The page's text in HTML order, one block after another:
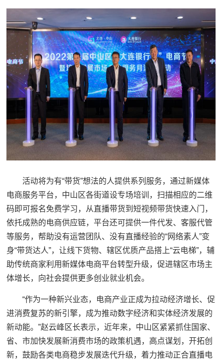
活动将为有“带货”想法的人提供系列服务，通过新媒体
电商服务平台，中山区各街道设专场培训，扫描相应的二维
码即可报名免费学习，从直播带货到短视频带货快速入门，
依托成熟的电商供应链，平台还可提供一件代发、客服代管
等服务，帮助没有运营团队、没有直播经验的“网络素人”变
身“带货达人”，让线下货物、辖区优质产品搭上“云电梯”，辅
助传统商家利用新媒体电商平台转型升级，促进辖区市场主
体增长，向社会提供更多创业就业机会。
“作为一种新兴业态，电商产业正成为拉动经济增长、促
进消费复苏的新引擎，成为推动数字经济和实体经济发展的
新动能。”赵云峰区长表示，近年来，中山区紧紧抓住国家、
省、市加快发展新消费市场的政策机遇，高点谋划，开拓创
新，鼓励各类电商稳步发展迭代升级，着力推动正合直播电